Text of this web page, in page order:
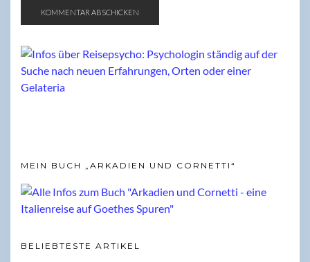
MEIN BUCH „ARKADIEN UND CORNETTI“
BELIEBTESTE ARTIKEL